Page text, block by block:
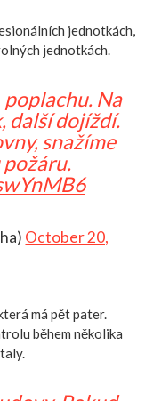
jednotkách,
jednotkách.
Na
další dojíždí.
snažíme
October 20,
má pět pater.
během několika